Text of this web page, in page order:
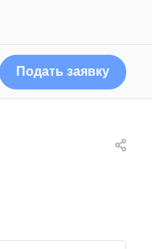
Подать заявку